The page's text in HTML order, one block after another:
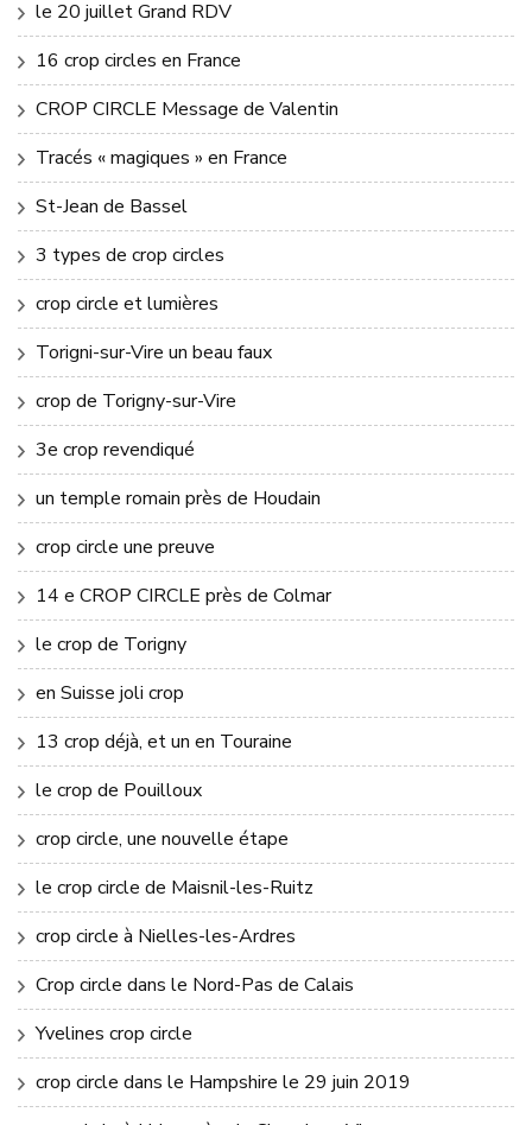
le 20 juillet Grand RDV
16 crop circles en France
CROP CIRCLE Message de Valentin
Tracés « magiques » en France
St-Jean de Bassel
3 types de crop circles
crop circle et lumières
Torigni-sur-Vire un beau faux
crop de Torigny-sur-Vire
3e crop revendiqué
un temple romain près de Houdain
crop circle une preuve
14 e CROP CIRCLE près de Colmar
le crop de Torigny
en Suisse joli crop
13 crop déjà, et un en Touraine
le crop de Pouilloux
crop circle, une nouvelle étape
le crop circle de Maisnil-les-Ruitz
crop circle à Nielles-les-Ardres
Crop circle dans le Nord-Pas de Calais
Yvelines crop circle
crop circle dans le Hampshire le 29 juin 2019